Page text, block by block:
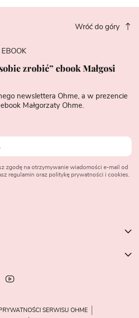
Wróć do góry
zrobić” ebook Małgosi
newslettera Ohme, a w prezencie
Małgorzaty Ohme.
zgodę na otrzymywanie wiadomości e-mail od
regulamin oraz politykę prywatności i cookies.
SERWISU OHME